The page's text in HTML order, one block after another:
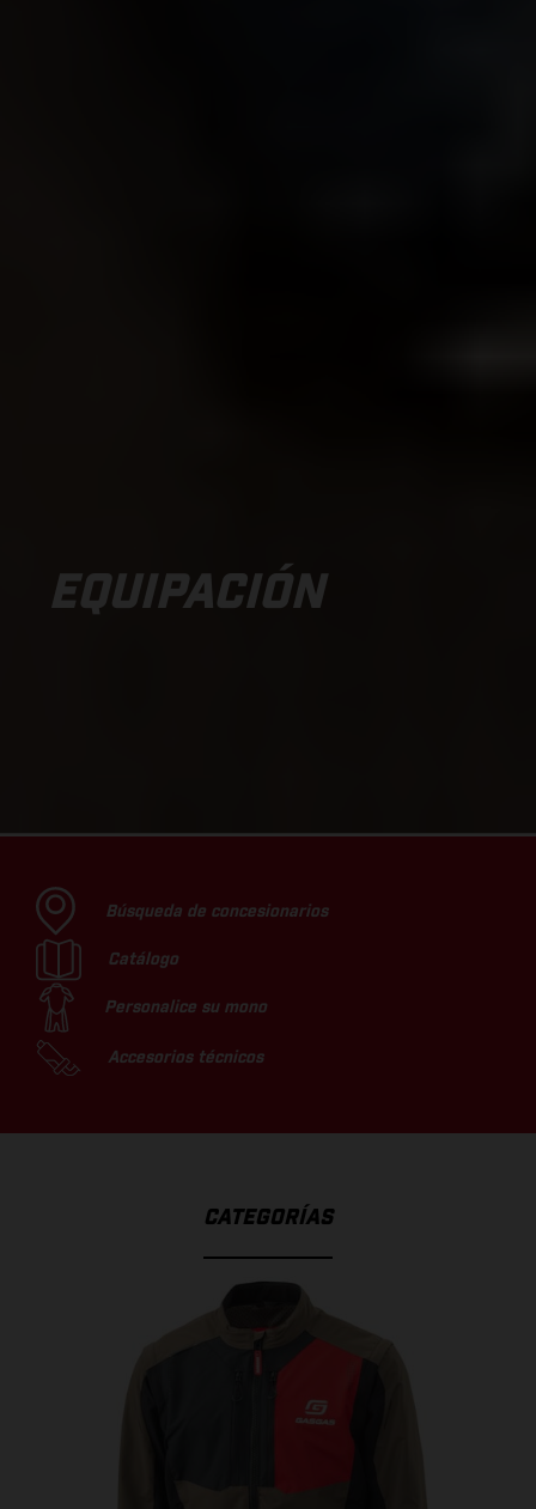
EQUIPACIÓN
Búsqueda de concesionarios
Catálogo
Personalice su mono
Accesorios técnicos
CATEGORÍAS